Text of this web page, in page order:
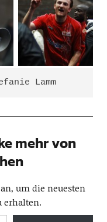
Lamm
mehr von
um die neuesten
erhalten.